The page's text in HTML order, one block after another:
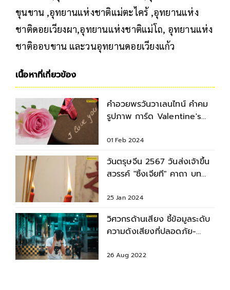
ขุนขาน ,อุทยานแห่งชาติแม่ตะไคร้ ,อุทยานแห่ง
ชาติดอยเวียงผา,อุทยานแห่งชาติแม่โถ, อุทยานแห่ง
ชาติออบขาน และวนอุทยานดอยเวียงแก้ว
เนื้อหาที่เกี่ยวข้อง
คำอวยพรวันวาเลนไทน์ คำคม
รูปภาพ การ์ด Valentine's
01 Feb 2024
วันตรุษจีน 2567 วันส่งเจ้าขึ้น
สวรรค์ "ซิ้งเจียที" คาถา บท
25 Jan 2024
วิศวกรด้านเสียง ชี้ข้อมูลระดับ
ความดังเสียงที่ปลอดภัย-
26 Aug 2022